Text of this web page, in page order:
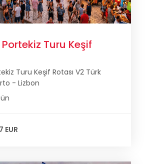
Turu Keşif
Turu Keşif Rotası V2 Türk
- Lizbon
EUR